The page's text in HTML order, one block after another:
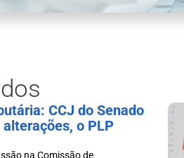
CCJ do Senado
o PLP
na Comissão de